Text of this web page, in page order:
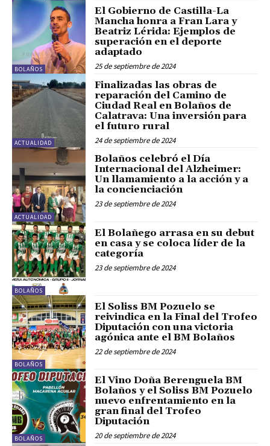
BOLAÑOS
El Gobierno de Castilla-La
Mancha honra a Fran Lara y
Beatriz Lérida: Ejemplos de
superación en el deporte
adaptado
25 de septiembre de 2024
ACTUALIDAD
Finalizadas las obras de
reparación del Camino de
Ciudad Real en Bolaños de
Calatrava: Una inversión para
el futuro rural
24 de septiembre de 2024
ACTUALIDAD
Bolaños celebró el Día
Internacional del Alzheimer:
Un llamamiento a la acción y a
la concienciación
23 de septiembre de 2024
BOLAÑOS
El Bolañego arrasa en su debut
en casa y se coloca líder de la
categoría
23 de septiembre de 2024
BOLAÑOS
El Soliss BM Pozuelo se
reivindica en la Final del Trofeo
Diputación con una victoria
agónica ante el BM Bolaños
22 de septiembre de 2024
BOLAÑOS
El Vino Doña Berenguela BM
Bolaños y el Soliss BM Pozuelo
nuevo enfrentamiento en la
gran final del Trofeo
Diputación
20 de septiembre de 2024